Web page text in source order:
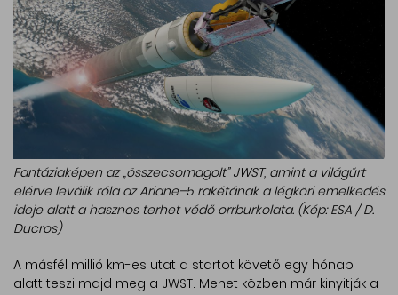
Fantáziaképen az „összecsomagolt” JWST, amint a világűrt
elérve leválik róla az Ariane–5 rakétának a légköri emelkedés
ideje alatt a hasznos terhet védő orrburkolata. (Kép: ESA / D.
Ducros)
A másfél millió km-es utat a startot követő egy hónap
alatt teszi majd meg a JWST. Menet közben már kinyitják a